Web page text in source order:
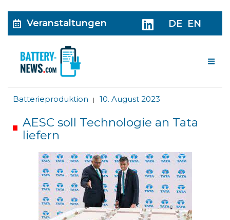
Veranstaltungen DE EN
Batterieproduktion | 10. August 2023
AESC soll Technologie an Tata
liefern